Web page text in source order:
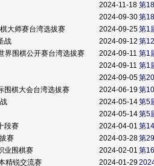
2024-11-18 第
2024-09-30第
大师赛台湾选拔赛 2024-09-25第1
战 2024-09-12 第
界围棋公开赛台湾选拔赛 2024-09-11 第1
2024-09-11 第1
2024-09-05第
围棋大会台湾选拔赛 2024-06-19第
2024-05-14第5
2024-05-14第5
段赛 2024-04-01 第
赛 2024-03-28第
业围棋赛 2024-02-01 第
精锐交流赛 2024-01-29